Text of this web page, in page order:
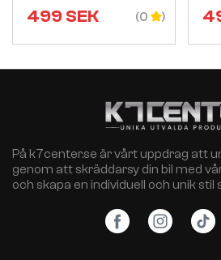
499SEK (0
På k7center.se är vårt uppdrag att
genom att skräddarsy din bil med
och skapa en individuell och unik stil